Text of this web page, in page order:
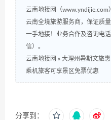
云南地接网（www.yndijie.com
云南全境旅游服务商，保证质
一手地接！业务合作及咨询电
信）。
云南地接网 » 大理州暑期文旅
乘机旅客可享景区免票优惠
分享到：